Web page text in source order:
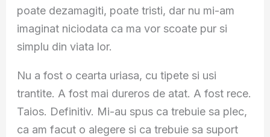
poate dezamagiti, poate tristi, dar nu mi-am
imaginat niciodata ca ma vor scoate pur si
simplu din viata lor.
Nu a fost o cearta uriasa, cu tipete si usi
trantite. A fost mai dureros de atat. A fost rece.
Taios. Definitiv. Mi-au spus ca trebuie sa plec,
ca am facut o alegere si ca trebuie sa suport